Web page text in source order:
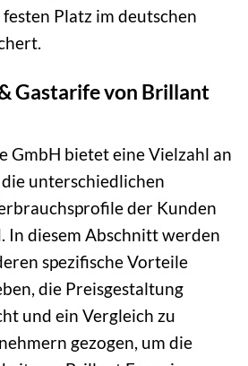
Platz im deutschen
Gastarife von Brillant
GmbH bietet eine Vielzahl an
unterschiedlichen
der Kunden
In diesem Abschnitt werden
spezifische Vorteile
die Preisgestaltung
und ein Vergleich zu
gezogen, um die